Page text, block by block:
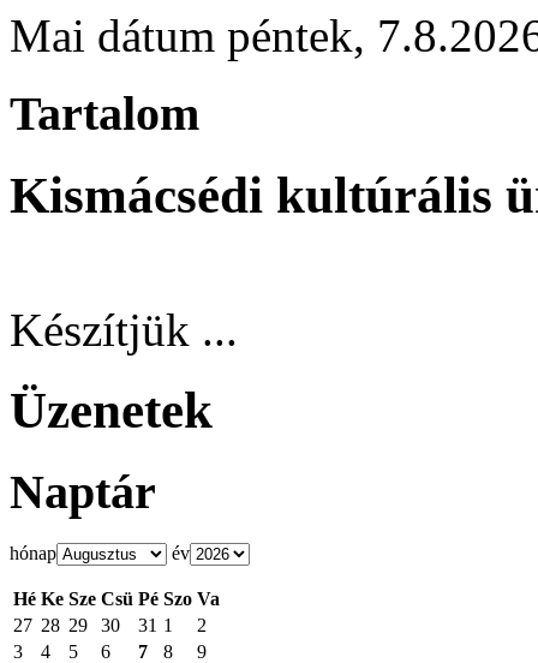
Mai dátum péntek,
Tartalom
Kismácsédi kultúrális
Készítjük ...
Üzenetek
Naptár
hónap év
Hé Ke Sze Csü Pé Szo Va
27 28 29 30 31 1
2
3
4 5 6 7 8
9